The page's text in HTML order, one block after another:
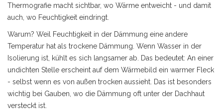
Thermografie macht sichtbar, wo Wärme entweicht - und damit
auch, wo Feuchtigkeit eindringt.
Warum? Weil Feuchtigkeit in der Dämmung eine andere
Temperatur hat als trockene Dämmung. Wenn Wasser in der
Isolierung ist, kühlt es sich langsamer ab. Das bedeutet: An einer
undichten Stelle erscheint auf dem Wärmebild ein warmer Fleck
- selbst wenn es von außen trocken aussieht. Das ist besonders
wichtig bei Gauben, wo die Dämmung oft unter der Dachhaut
versteckt ist.